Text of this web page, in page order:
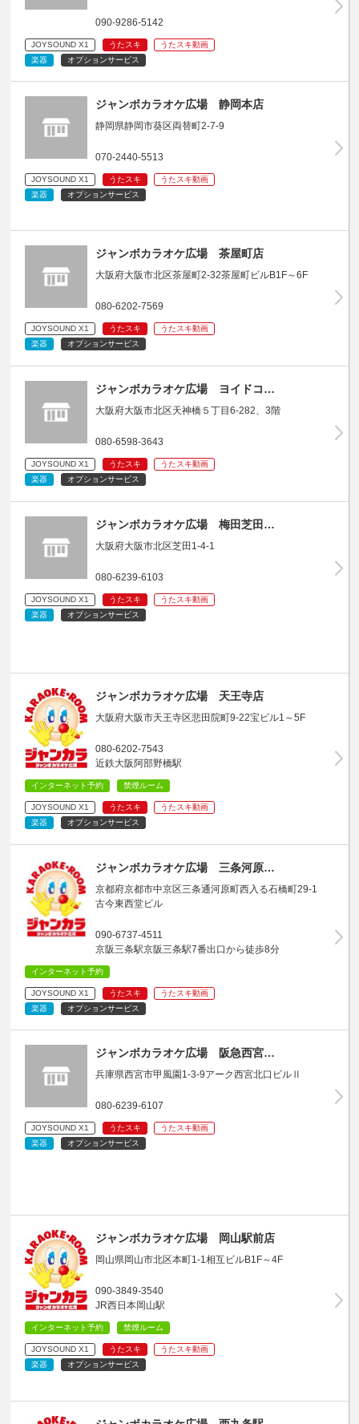
090-9286-5142
JOYSOUND X1 うたスキ
うたスキ動画
楽器
オプションサービス
ジャンボカラオケ広場 静岡本店
静岡県静岡市葵区両替町2-7-9
070-2440-5513
JOYSOUND X1 うたスキ
うたスキ動画
楽器
オプションサービス
ジャンボカラオケ広場 茶屋町店
大阪府大阪市北区茶屋町2-32茶屋町ビルB1F～6F
080-6202-7569
JOYSOUND X1 うたスキ
うたスキ動画
楽器
オプションサービス
ジャンボカラオケ広場 ヨイドコ…
大阪府大阪市北区天神橋５丁目6-282、3階
080-6598-3643
JOYSOUND X1 うたスキ
うたスキ動画
楽器
オプションサービス
ジャンボカラオケ広場 梅田芝田…
大阪府大阪市北区芝田1-4-1
080-6239-6103
JOYSOUND X1 うたスキ
うたスキ動画
楽器
オプションサービス
ジャンボカラオケ広場 天王寺店
大阪府大阪市天王寺区悲田院町9-22宝ビル1～5F
080-6202-7543
近鉄大阪阿部野橋駅
インターネット予約 禁煙ルーム
JOYSOUND X1 うたスキ
うたスキ動画
楽器
オプションサービス
ジャンボカラオケ広場 三条河原…
京都府京都市中京区三条通河原町西入る石橋町29-1
古今東西堂ビル
090-6737-4511
京阪三条駅京阪三条駅7番出口から徒歩8分
インターネット予約
JOYSOUND X1 うたスキ
うたスキ動画
楽器
オプションサービス
ジャンボカラオケ広場 阪急西宮…
兵庫県西宮市甲風園1-3-9アーク西宮北口ビルⅡ
080-6239-6107
JOYSOUND X1 うたスキ
うたスキ動画
楽器
オプションサービス
ジャンボカラオケ広場 岡山駅前店
岡山県岡山市北区本町1-1相互ビルB1F～4F
090-3849-3540
JR西日本岡山駅
インターネット予約 禁煙ルーム
JOYSOUND X1 うたスキ
うたスキ動画
楽器
オプションサービス